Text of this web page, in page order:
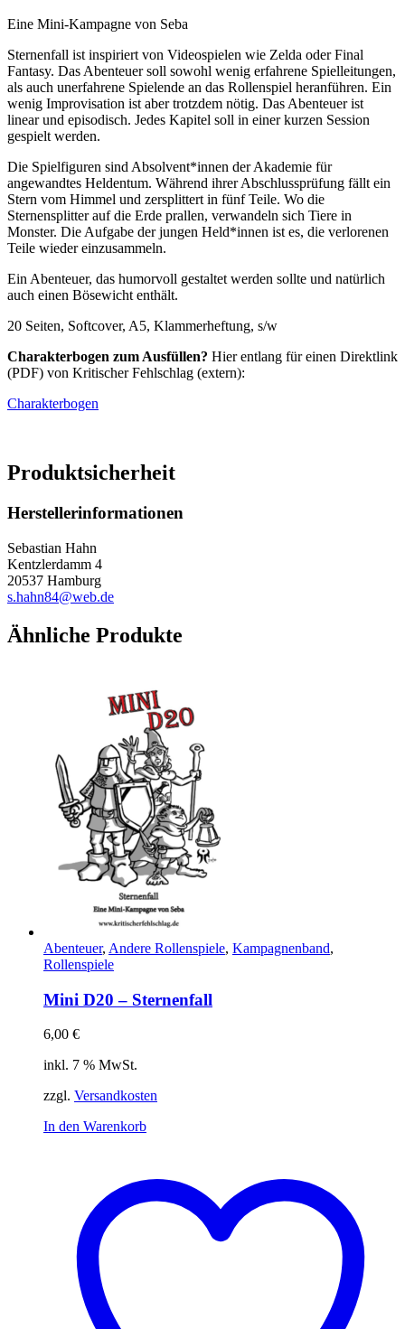
Eine Mini-Kampagne von Seba
Sternenfall ist inspiriert von Videospielen wie Zelda oder Final
Fantasy. Das Abenteuer soll sowohl wenig erfahrene Spielleitungen,
als auch unerfahrene Spielende an das Rollenspiel heranführen. Ein
wenig Improvisation ist aber trotzdem nötig. Das Abenteuer ist
linear und episodisch. Jedes Kapitel soll in einer kurzen Session
gespielt werden.
Die Spielfiguren sind Absolvent*innen der Akademie für
angewandtes Heldentum. Während ihrer Abschlussprüfung fällt ein
Stern vom Himmel und zersplittert in fünf Teile. Wo die
Sternensplitter auf die Erde prallen, verwandeln sich Tiere in
Monster. Die Aufgabe der jungen Held*innen ist es, die verlorenen
Teile wieder einzusammeln.
Ein Abenteuer, das humorvoll gestaltet werden sollte und natürlich
auch einen Bösewicht enthält.
20 Seiten, Softcover, A5, Klammerheftung, s/w
Charakterbogen zum Ausfüllen? Hier entlang für einen Direktlink
(PDF) von Kritischer Fehlschlag (extern):
Charakterbogen
Produktsicherheit
Herstellerinformationen
Sebastian Hahn
Kentzlerdamm 4
20537 Hamburg
s.hahn84@web.de
Ähnliche Produkte
Abenteuer, Andere Rollenspiele, Kampagnenband,
Rollenspiele
Mini D20 – Sternenfall
6,00 €
inkl. 7 % MwSt.
zzgl. Versandkosten
In den Warenkorb